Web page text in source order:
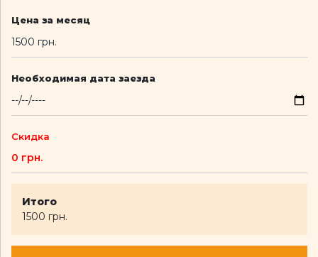
Цена за месяц
Необходимая дата заезда
Скидка
Итого
1500 грн.